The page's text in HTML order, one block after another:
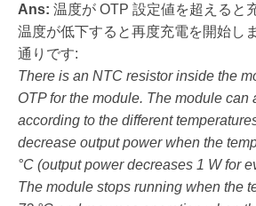
Ans: 温度が OTP 設定値を超えると
温度が低下すると再度充電を開始し
通りです:
There is an NTC resistor inside the
OTP for the module. The module can
according to the different
decrease output power when the
°C (output power decreases 1 W for
The module stops running when the